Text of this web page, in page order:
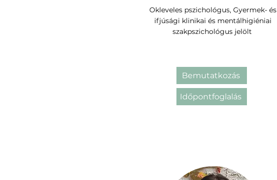
Okleveles pszichológus, Gyermek- és
ifjúsági klinikai és mentálhigiéniai
szakpszichológus jelölt
Bemutatkozás
Időpontfoglalás